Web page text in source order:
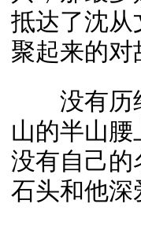
抵达了沈从
聚起来的
没有历经
山的半山
没有自己的
石头和他深